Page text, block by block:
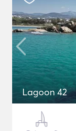
Lagoon 42